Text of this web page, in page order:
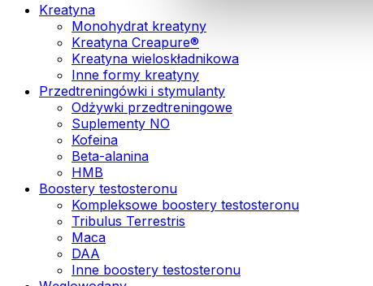
Kreatyna
Monohydrat kreatyny
Kreatyna Creapure®
Kreatyna wieloskładnikowa
Inne formy kreatyny
Przedtreningówki i stymulanty
Odżywki przedtreningowe
Suplementy NO
Kofeina
Beta-alanina
HMB
Boostery testosteronu
Kompleksowe boostery testosteronu
Tribulus Terrestris
Maca
DAA
Inne boostery testosteronu